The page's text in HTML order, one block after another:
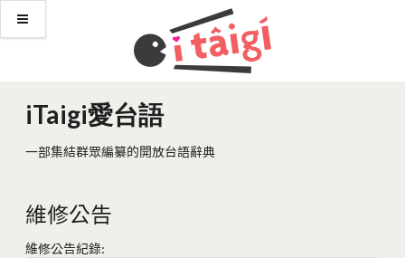
iTaigi愛台語
一部集結群眾編纂的開放台語辭典
維修公告
維修公告紀錄: